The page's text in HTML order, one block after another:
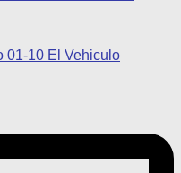
01-10 El Vehiculo